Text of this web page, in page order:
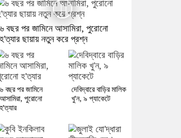
৬ বছর পর জামিনে আসামিরা, পুরোনো
হ'ত্যার ছায়ায় নতুন করে প্রশ্ন
৬ বছর পর জামিনে
আসামিরা, পুরোনো
হ'ত্যার
দেবিদ্বারে বাড়ির মালিক
খু'ন, ৯ প্যাকেটে